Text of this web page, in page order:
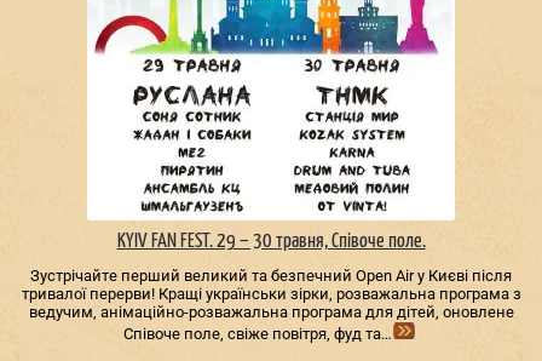
KYIV FAN FEST. 29 – 30 травня, Співоче поле.
Зустрічайте перший великий та безпечний Open Air у Києві після
тривалої перерви! Кращі українськи зірки, розважальна програма з
ведучим, анімаційно-розважальна програма для дітей, оновлене
Співоче поле, свіже повітря, фуд та…